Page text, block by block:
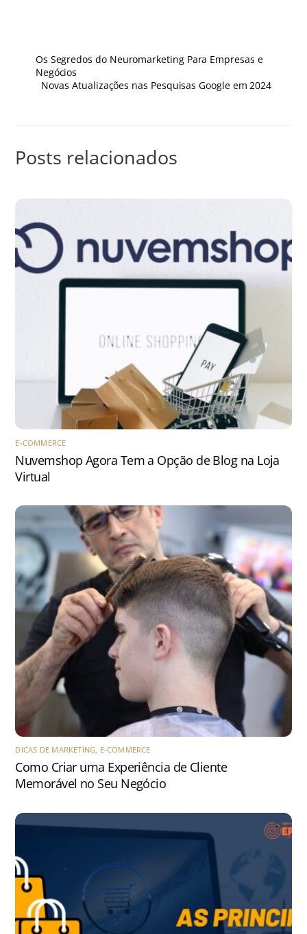
Os Segredos do Neuromarketing Para Empresas e
Negócios
Novas Atualizações nas Pesquisas Google em 2024
Posts relacionados
E-COMMERCE
Nuvemshop Agora Tem a Opção de Blog na Loja
Virtual
DICAS DE MARKETING, E-COMMERCE
Como Criar uma Experiência de Cliente
Memorável no Seu Negócio